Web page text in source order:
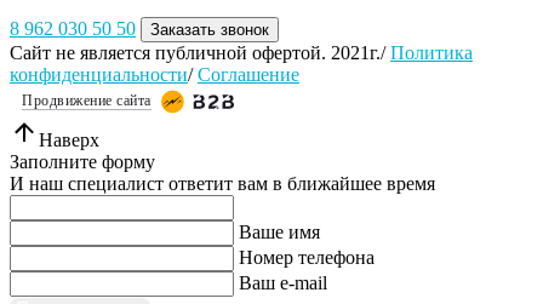
8 962 030 50 50 Заказать звонок
Сайт не является публичной офертой. 2021г./Политика
конфиденциальности/ Соглашение
Продвижение сайта
Наверх
Заполните форму
И наш специалист ответит вам в ближайшее время
Ваше имя
Номер телефона
Ваш e-mail